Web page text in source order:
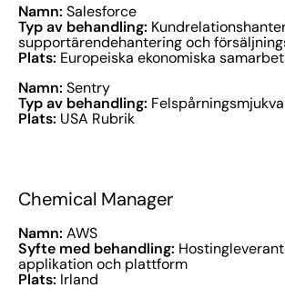
Namn: Salesforce
Typ av behandling:
supportärendehantering och
Plats: Europeiska ekonomiska
Namn: Sentry
Typ av behandling:
Plats: USA Rubrik
Chemical Manager
Namn: AWS
Syfte med behandling:
applikation och plattform
Plats: Irland